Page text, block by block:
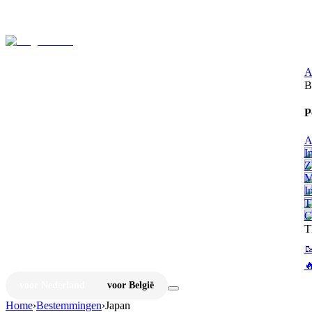
voor België
Home›Bestemmingen›Japan